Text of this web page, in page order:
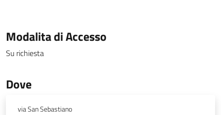
Modalita di Accesso
Su richiesta
Dove
via San Sebastiano